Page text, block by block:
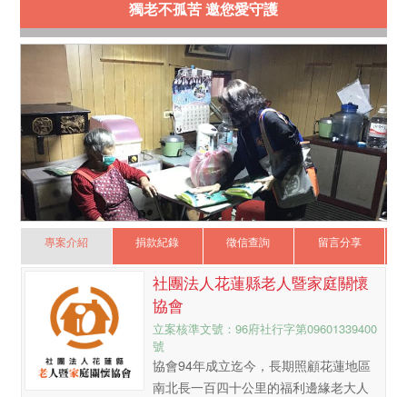
獨老不孤苦 邀您愛守護
專案介紹 捐款紀錄 徵信查詢 留言分享
社團法人花蓮縣老人暨家庭關懷
協會
立案核準文號：96府社行字第09601339400
號
協會94年成立迄今，長期照顧花蓮地區
南北長一百四十公里的福利邊緣老大人